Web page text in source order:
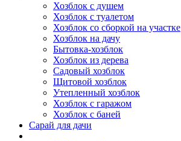
Хозблок с душем
Хозблок с туалетом
Хозблок со сборкой на участке
Хозблок на дачу
Бытовка-хозблок
Хозблок из дерева
Садовый хозблок
Щитовой хозблок
Утепленный хозблок
Хозблок с гаражом
Хозблок с баней
Сарай для дачи